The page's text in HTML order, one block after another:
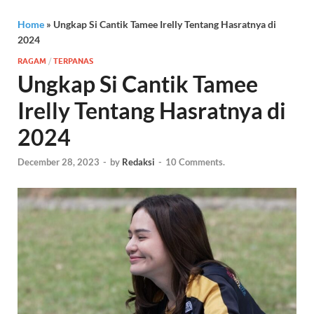
Home » Ungkap Si Cantik Tamee Irelly Tentang Hasratnya di
2024
RAGAM / TERPANAS
Ungkap Si Cantik Tamee
Irelly Tentang Hasratnya di
2024
December 28, 2023 - by Redaksi - 10 Comments.